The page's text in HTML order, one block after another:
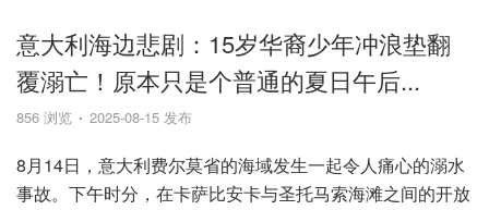
意大利海边悲剧：15岁华裔少年冲浪垫翻
覆溺亡！原本只是个普通的夏日午后...
856 浏览 2025-08-15 发布
8月14日，意大利费尔莫省的海域发生一起令人痛心的溺水
事故。下午时分，在卡萨比安卡与圣托马索海滩之间的开放